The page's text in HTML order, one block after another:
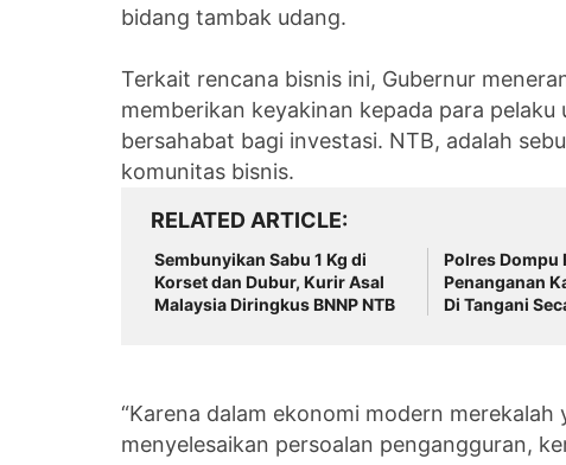
bidang tambak udang.
Terkait rencana bisnis ini, Gubernur
memberikan keyakinan kepada para
bersahabat bagi investasi. NTB, adalah
komunitas bisnis.
RELATED ARTICLE
Sembunyikan Sabu 1 Kg di
Korset dan Dubur, Kurir Asal
Malaysia Diringkus BNNP NTB
Polres Dompu
Penanganan
Di Tangani
“Karena dalam ekonomi modern
menyelesaikan persoalan pengangguran,